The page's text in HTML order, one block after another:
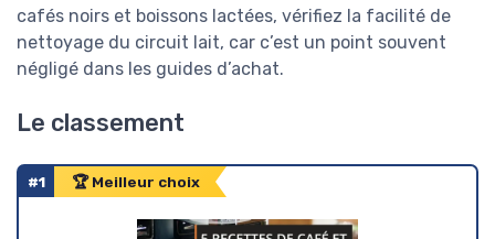
cafés noirs et boissons lactées, vérifiez la facilité de
nettoyage du circuit lait, car c’est un point souvent
négligé dans les guides d’achat.
Le classement
#1 🏆 Meilleur choix